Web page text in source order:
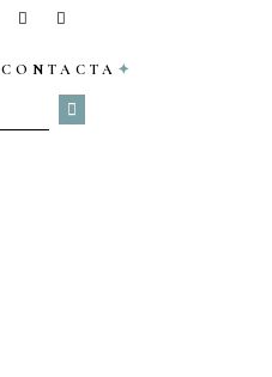
CONTACTA